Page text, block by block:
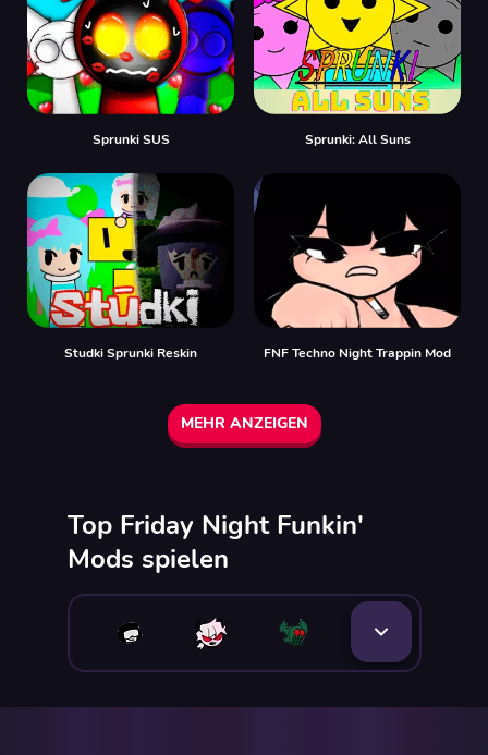
Sprunki SUS Sprunki: All Suns
Studki Sprunki Reskin FNF Techno Night Trappin Mod
MEHR ANZEIGEN
Top Friday Night Funkin'
Mods spielen